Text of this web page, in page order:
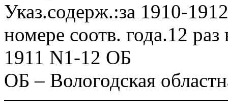
Указ.содерж.:за 1910-
номере соотв. года.12 раз
1911 N1-12 ОБ
ОБ – Вологодская